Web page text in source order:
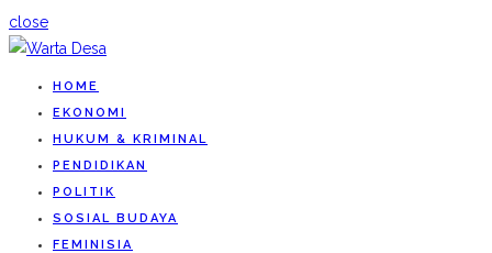
close
HOME
EKONOMI
HUKUM & KRIMINAL
PENDIDIKAN
POLITIK
SOSIAL BUDAYA
FEMINISIA